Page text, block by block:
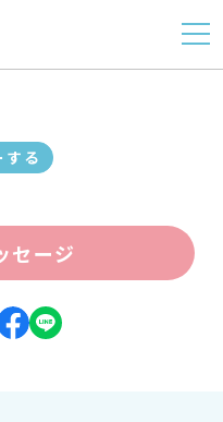
する
セージ